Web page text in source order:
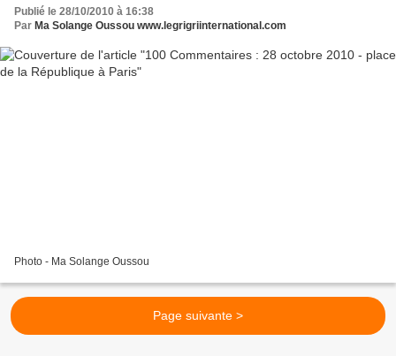
Publié le 28/10/2010 à 16:38
Par Ma Solange Oussou www.legrigriinternational.com
Photo - Ma Solange Oussou
Page suivante >